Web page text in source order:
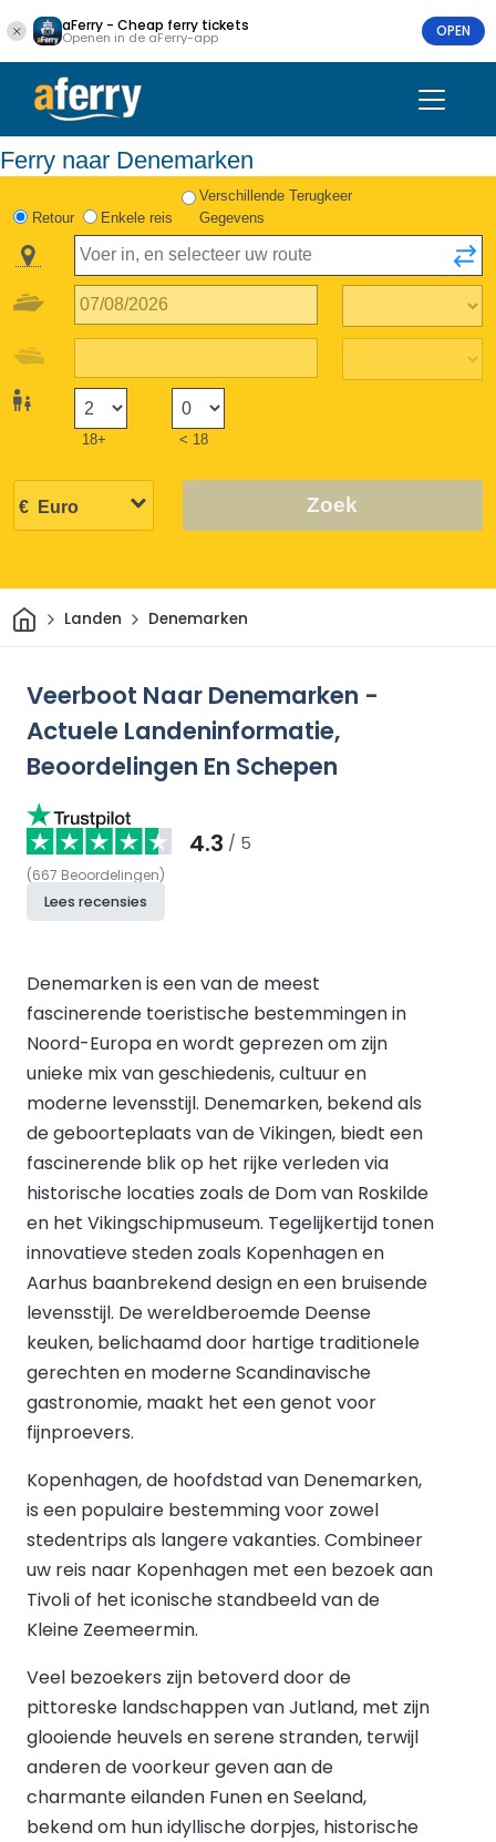
aFerry - Cheap ferry tickets
Openen in de aFerry-app OPEN
Ferry naar Denemarken
Retour Enkele reis
Verschillende Terugkeer
Gegevens
18+ < 18
Zoek
ThuisLanden Denemarken
Veerboot Naar Denemarken -
Actuele Landeninformatie,
Beoordelingen En Schepen
4.3 / 5
(667 Beoordelingen)
Lees recensies
Denemarken is een van de meest
fascinerende toeristische bestemmingen in
Noord-Europa en wordt geprezen om zijn
unieke mix van geschiedenis, cultuur en
moderne levensstijl. Denemarken, bekend als
de geboorteplaats van de Vikingen, biedt een
fascinerende blik op het rijke verleden via
historische locaties zoals de Dom van Roskilde
en het Vikingschipmuseum. Tegelijkertijd tonen
innovatieve steden zoals Kopenhagen en
Aarhus baanbrekend design en een bruisende
levensstijl. De wereldberoemde Deense
keuken, belichaamd door hartige traditionele
gerechten en moderne Scandinavische
gastronomie, maakt het een genot voor
fijnproevers.
Kopenhagen, de hoofdstad van Denemarken,
is een populaire bestemming voor zowel
stedentrips als langere vakanties. Combineer
uw reis naar Kopenhagen met een bezoek aan
Tivoli of het iconische standbeeld van de
Kleine Zeemeermin.
Veel bezoekers zijn betoverd door de
pittoreske landschappen van Jutland, met zijn
glooiende heuvels en serene stranden, terwijl
anderen de voorkeur geven aan de
charmante eilanden Funen en Seeland,
bekend om hun idyllische dorpjes, historische